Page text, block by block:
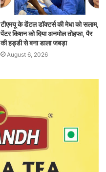
टीएमयू के डेंटल डॉक्टर्स की मेधा को सलाम,
पेंटर किशन को दिया अनमोल तोहफा, पैर
की हड्डी से बना डाला जबड़ा
August 6, 2026